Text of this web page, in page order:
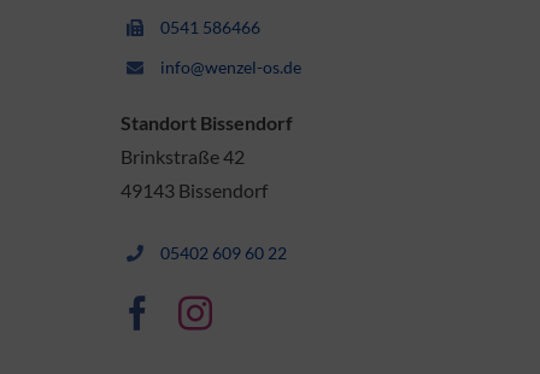
0541 586466
info@wenzel-os.de
Standort Bissendorf
Brinkstraße 42
49143 Bissendorf
05402 609 60 22